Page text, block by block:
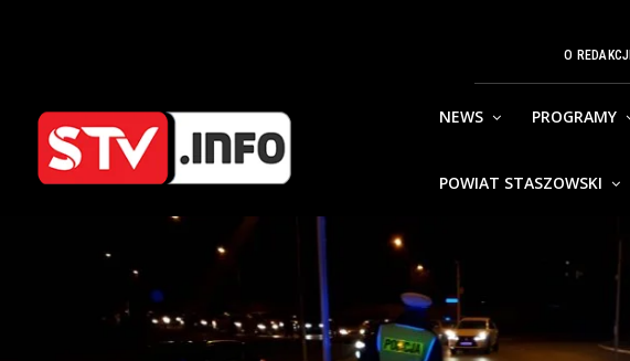
O REDAKCJI
NEWS PROGRAMY
POWIAT STASZOWSKI